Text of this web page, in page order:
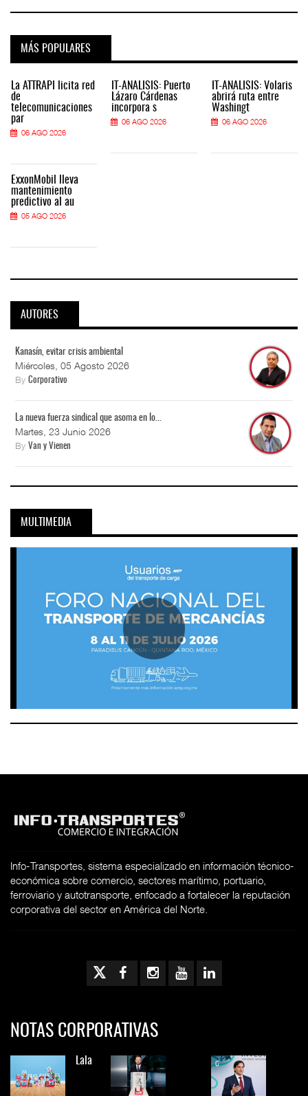
MÁS POPULARES
La ATTRAPI licita red
de
telecomunicaciones
par
06 AGO 2026
ExxonMobil lleva
mantenimiento
predictivo al au
05 AGO 2026
IT-ANÁLISIS: Puerto
Lázaro Cárdenas
incorpora s
06 AGO 2026
IT-ANÁLISIS: Volaris
abrirá ruta entre
Washingt
06 AGO 2026
AUTORES
Kanasín, evitar crisis ambiental
Miércoles, 05 Agosto 2026
By Corporativo
La nueva fuerza sindical que asoma en lo...
Martes, 23 Junio 2026
By Van y Vienen
MULTIMEDIA
Info-Transportes, sistema especializado en información técnico-
económica sobre comercio, sectores marítimo, portuario,
ferroviario y autotransporte, enfocado a fortalecer la reputación
corporativa del sector en América del Norte.
NOTAS CORPORATIVAS
Lala